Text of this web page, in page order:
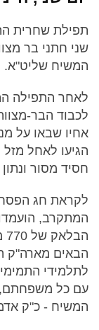
תפילת שחרית
שני חתני בר
המשיח שליט"א.
לכבוד הבר-
אחיו שבאו על
הגיעו לאחל
חסיד מסור
לקראת חג
המתקרב,
הבאים מארה"ק
לתלמידי
עם כל משפחתם,
המשיח - כ"ק